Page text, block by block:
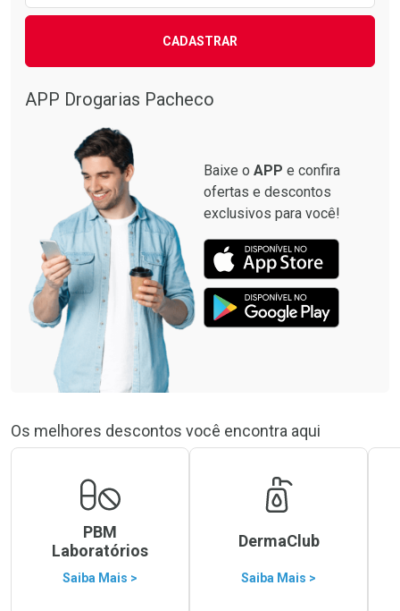
CADASTRAR
APP Drogarias Pacheco
Baixe o APP e confira
ofertas e descontos
exclusivos para você!
Os melhores descontos você encontra aqui
PBM
Laboratórios
Saiba Mais >
DermaClub
Saiba Mais >